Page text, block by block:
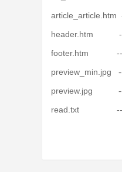
article_article.htm
header.htm ---
footer.htm ---
preview_min.jpg
preview.jpg ---
read.txt --- 模